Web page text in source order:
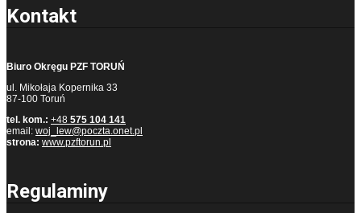
Kontakt
Biuro Okręgu PZF TORUŃ
ul. Mikołaja Kopernika 33
87-100 Toruń
tel. kom.: +48 575 104 141
email: woj_lew@poczta.onet.pl
strona: www.pzftorun.pl
Regulaminy